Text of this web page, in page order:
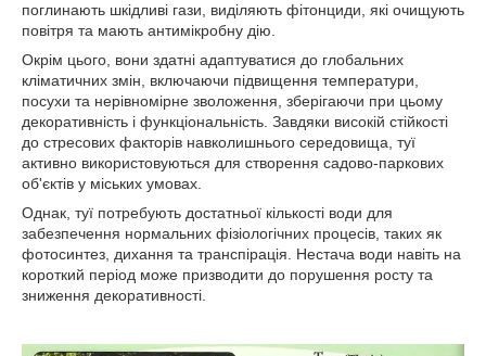
поглинають шкідливі гази, виділяють фітонциди, які очищують
повітря та мають антимікробну дію.
Окрім цього, вони здатні адаптуватися до глобальних
кліматичних змін, включаючи підвищення температури,
посухи та нерівномірне зволоження, зберігаючи при цьому
декоративність і функціональність. Завдяки високій стійкості
до стресових факторів навколишнього середовища, туї
активно використовуються для створення садово-паркових
об'єктів у міських умовах.
Однак, туї потребують достатньої кількості води для
забезпечення нормальних фізіологічних процесів, таких як
фотосинтез, дихання та транспірація. Нестача води навіть на
короткий період може призводити до порушення росту та
зниження декоративності.